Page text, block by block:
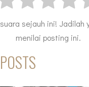
sejauh ini! Jadilah
menilai posting ini.